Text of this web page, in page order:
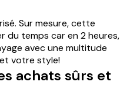
Sur mesure, cette
du temps car en 2 heures,
avec une multitude
votre style!
achats sûrs et